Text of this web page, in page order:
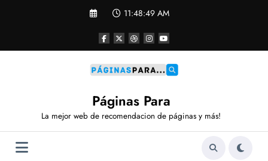
11:48:49 AM
Páginas Para
La mejor web de recomendacion de páginas y más!